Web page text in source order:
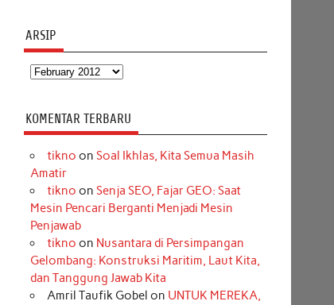
ARSIP
Arsip
KOMENTAR TERBARU
tikno on Soal Ikhlas, Kita Semua Masih
Amatir
tikno on Senja SEO, Fajar GEO: Saat
Mesin Pencari Berganti Menjadi Mesin
Penjawab
tikno on Nusantara di Persimpangan
Gelombang: Konstruksi Maritim, Laut Kita,
dan Tanggung Jawab Kita
Amril Taufik Gobel on UNTUK MEREKA,